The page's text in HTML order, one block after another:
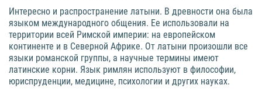
Интересно и распространение латыни. В древности она была
языком международного общения. Ее использовали на
территории всей Римской империи: на европейском
континенте и в Северной Африке. От латыни произошли все
языки романской группы, а научные термины имеют
латинские корни. Язык римлян используют в философии,
юриспруденции, медицине, психологии и других науках.